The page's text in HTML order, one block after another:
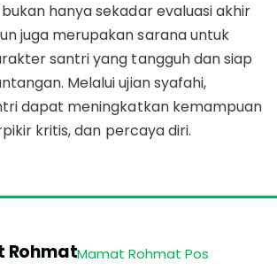
hanya sekadar evaluasi akhir
juga merupakan sarana untuk
santri yang tangguh dan siap
Melalui ujian syafahi,
dapat meningkatkan kemampuan
kritis, dan percaya diri.
RohmatMamat Rohmat Pos